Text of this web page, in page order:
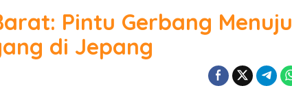
Pintu Gerbang Menuju
di Jepang